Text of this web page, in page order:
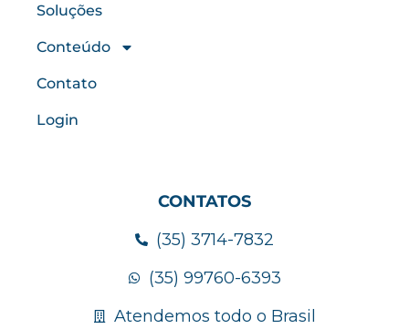
Soluções
Conteúdo
Contato
Login
CONTATOS
(35) 3714-7832
(35) 99760-6393
Atendemos todo o Brasil